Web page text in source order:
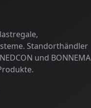
Standorthändler
und BONNEMA